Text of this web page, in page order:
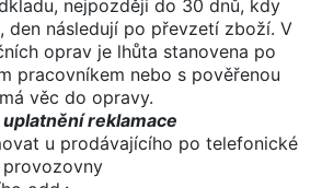
nejpozději do 30 dnů, kdy
den následují po převzetí zboží. V
oprav je lhůta stanovena po
pracovníkem nebo s pověřenou
věc do opravy.
reklamace
u prodávajícího po telefonické
provozovny